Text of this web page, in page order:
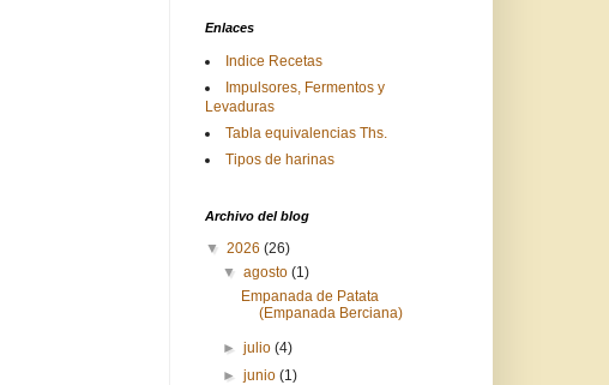
Enlaces
Indice Recetas
Impulsores, Fermentos y
Levaduras
Tabla equivalencias Ths.
Tipos de harinas
Archivo del blog
▼ 2026 (26)
▼agosto(1)
Empanada de Patata
(Empanada Berciana)
►julio(4)
►junio(1)